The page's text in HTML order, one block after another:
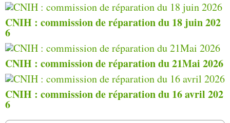
CNIH : commission de réparation du 18 juin 202
6
CNIH : commission de réparation du 21Mai 2026
CNIH : commission de réparation du 16 avril 202
6